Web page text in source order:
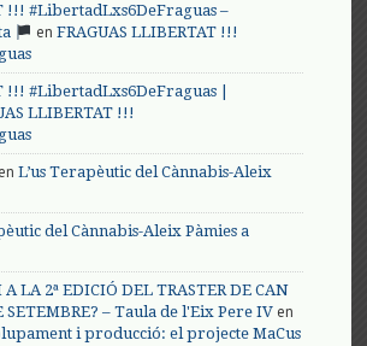
!!! #LibertadLxs6DeFraguas –
enFRAGUAS LLIBERTAT !!!
!!! #LibertadLxs6DeFraguas |
LLIBERTAT !!!
enL’us Terapèutic del Cànnabis-Aleix
del Cànnabis-Aleix Pàmies a
A LA 2ª EDICIÓ DEL TRASTER DE CAN
SETEMBRE? – Taula de l'Eix Pere IV en
i producció: el projecte MaCus